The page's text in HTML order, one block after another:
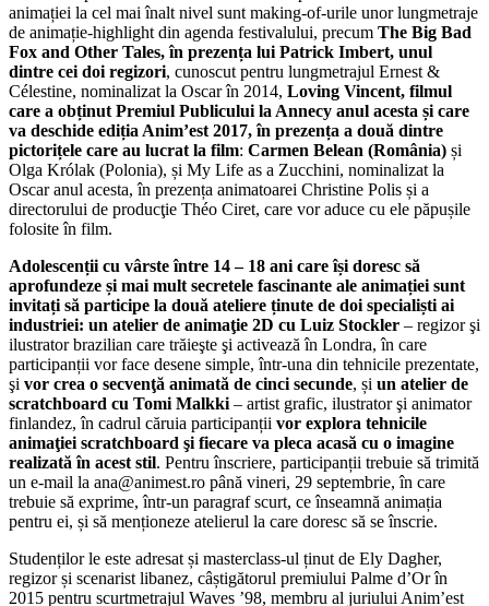
animației la cel mai înalt nivel sunt making-of-urile unor lungmetraje
de animație-highlight din agenda festivalului, precum The Big Bad
Fox and Other Tales, în prezența lui Patrick Imbert, unul
dintre cei doi regizori, cunoscut pentru lungmetrajul Ernest &
Célestine, nominalizat la Oscar în 2014, Loving Vincent, filmul
care a obținut Premiul Publicului la Annecy anul acesta și care
va deschide ediția Anim’est 2017, în prezența a două dintre
pictorițele care au lucrat la film: Carmen Belean (România) și
Olga Królak (Polonia), și My Life as a Zucchini, nominalizat la
Oscar anul acesta, în prezența animatoarei Christine Polis și a
directorului de producţie Théo Ciret, care vor aduce cu ele păpușile
folosite în film.
Adolescenții cu vârste între 14 – 18 ani care își doresc să
aprofundeze și mai mult secretele fascinante ale animației sunt
invitați să participe la două ateliere ținute de doi specialiști ai
industriei: un atelier de animaţie 2D cu Luiz Stockler – regizor şi
ilustrator brazilian care trăieşte şi activează în Londra, în care
participanții vor face desene simple, într-una din tehnicile prezentate,
şi vor crea o secvenţă animată de cinci secunde, și un atelier de
scratchboard cu Tomi Malkki – artist grafic, ilustrator şi animator
finlandez, în cadrul căruia participanții vor explora tehnicile
animaţiei scratchboard şi fiecare va pleca acasă cu o imagine
realizată în acest stil. Pentru înscriere, participanții trebuie să trimită
un e-mail la ana@animest.ro până vineri, 29 septembrie, în care
trebuie să exprime, într-un paragraf scurt, ce înseamnă animația
pentru ei, și să menționeze atelierul la care doresc să se înscrie.
Studenților le este adresat și masterclass-ul ținut de Ely Dagher,
regizor și scenarist libanez, câștigătorul premiului Palme d’Or în
2015 pentru scurtmetrajul Waves ’98, membru al juriului Anim’est